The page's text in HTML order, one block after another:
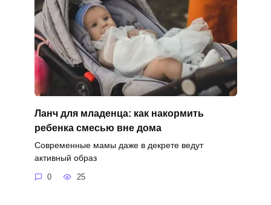
Ланч для младенца: как накормить
ребенка смесью вне дома
Современные мамы даже в декрете ведут
активный образ
0 25